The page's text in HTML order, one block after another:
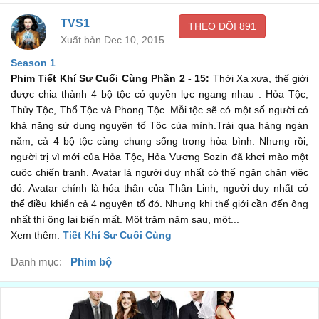
the new Avatar...
Một trăm năm sau. tôi và anh trai đã tìm ra vị Avatar mới.
...an airbender named Aang.
Một airbender tên Aang.
00:05
And although his airbending skills are great.
Mặc dù kỹ năng airbending của cậu ấy rất tuyệt vời.
00:05
He has a lot to learn before he's ready to save anyone.
Cậu ấy vẫn phải học nhiều trước khi muốn cứu ai.
00:05
But I believe Aang can save the world.
Nhưng tôi tin Aang sẽ cứu thế giới này.
Các tập Avatar trước...
I can't believe we finally made it to Ba Sing Se in one piece.
TVS1
Xuất bản Dec 10, 2015
THEO DÕI 891
Season 1
Phim Tiết Khí Sư Cuối Cùng Phần 2 - 15: Thời Xa xưa, thế giới
được chia thành 4 bộ tộc có quyền lực ngang nhau : Hỏa Tộc,
Thủy Tộc, Thổ Tộc và Phong Tộc. Mỗi tộc sẽ có một số người có
khả năng sử dụng nguyên tố Tộc của mình.Trải qua hàng ngàn
năm, cả 4 bộ tộc cùng chung sống trong hòa bình. Nhưng rồi,
người trị vì mới của Hỏa Tộc, Hỏa Vương Sozin đã khơi mào một
cuộc chiến tranh. Avatar là người duy nhất có thể ngăn chặn việc
đó. Avatar chính là hóa thân của Thần Linh, người duy nhất có
thể điều khiển cả 4 nguyên tố đó. Nhưng khi thế giới cần đến ông
nhất thì ông lại biến mất. Một trăm năm sau, một...
Xem thêm: Tiết Khí Sư Cuối Cùng
Danh mục: Phim bộ